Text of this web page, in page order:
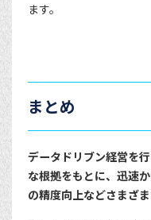
ます。
まとめ
データドリブン経営を
な根拠をもとに、迅速
の精度向上などさまざ